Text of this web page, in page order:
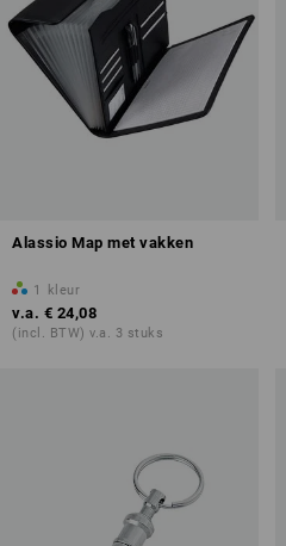
Alassio Map met vakken
1 kleur
v.a. € 24,08
(incl. BTW) v.a. 3 stuks